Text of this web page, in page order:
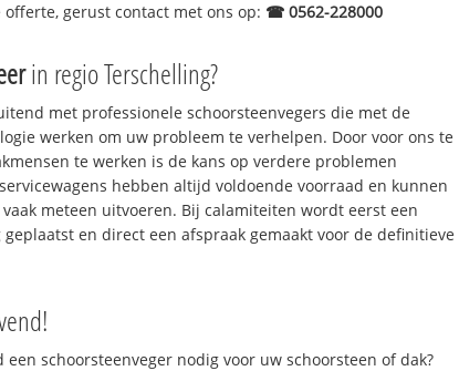
gerust contact met ons op: ☎ 0562-228000
in regio Terschelling?
met professionele schoorsteenvegers die met de
werken om uw probleem te verhelpen. Door voor ons te
te werken is de kans op verdere problemen
hebben altijd voldoende voorraad en kunnen
meteen uitvoeren. Bij calamiteiten wordt eerst een
en direct een afspraak gemaakt voor de definitieve
schoorsteenveger nodig voor uw schoorsteen of dak?